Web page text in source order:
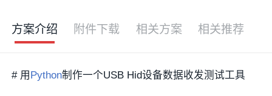
方案介绍 附件下载 相关方案 相关推荐
# 用 Python制作一个USB Hid设备数据收发测试工具